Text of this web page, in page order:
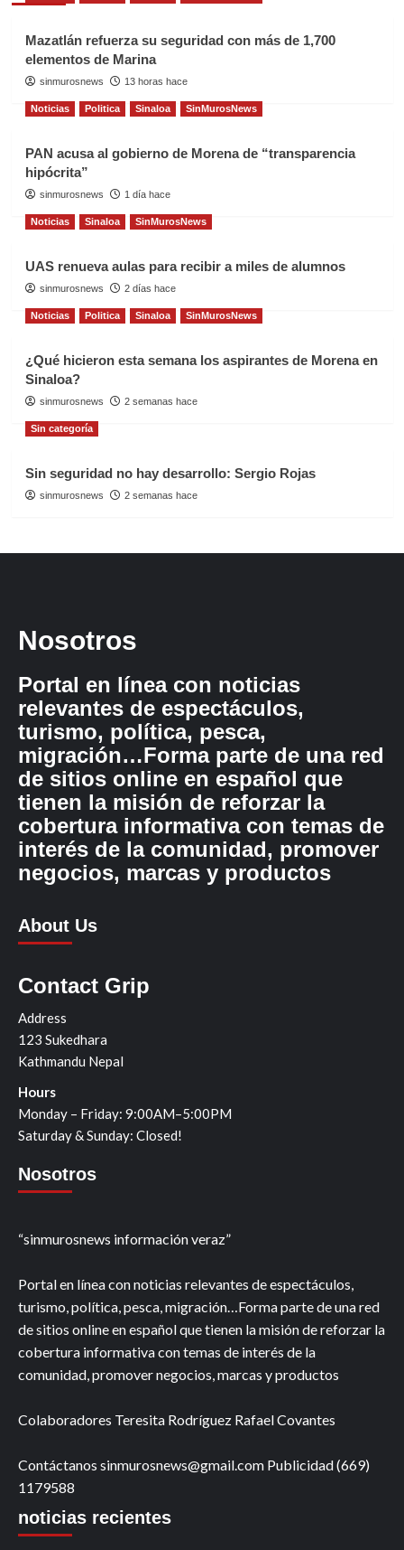
Mazatlán refuerza su seguridad con más de 1,700
elementos de Marina
sinmurosnews 13 horas hace
Noticias Politica Sinaloa SinMurosNews
PAN acusa al gobierno de Morena de “transparencia
hipócrita”
sinmurosnews 1 día hace
Noticias Sinaloa SinMurosNews
UAS renueva aulas para recibir a miles de alumnos
sinmurosnews 2 días hace
Noticias Politica Sinaloa SinMurosNews
¿Qué hicieron esta semana los aspirantes de Morena en
Sinaloa?
sinmurosnews 2 semanas hace
Sin categoría
Sin seguridad no hay desarrollo: Sergio Rojas
sinmurosnews 2 semanas hace
Nosotros
Portal en línea con noticias
relevantes de espectáculos,
turismo, política, pesca,
migración…Forma parte de una red
de sitios online en español que
tienen la misión de reforzar la
cobertura informativa con temas de
interés de la comunidad, promover
negocios, marcas y productos
About Us
Contact Grip
Address
123 Sukedhara
Kathmandu Nepal
Hours
Monday – Friday: 9:00AM–5:00PM
Saturday & Sunday: Closed!
Nosotros
“sinmurosnews información veraz”
Portal en línea con noticias relevantes de espectáculos,
turismo, política, pesca, migración…Forma parte de una red
de sitios online en español que tienen la misión de reforzar la
cobertura informativa con temas de interés de la
comunidad, promover negocios, marcas y productos
Colaboradores Teresita Rodríguez Rafael Covantes
Contáctanos sinmurosnews@gmail.com Publicidad (669)
1179588
noticias recientes